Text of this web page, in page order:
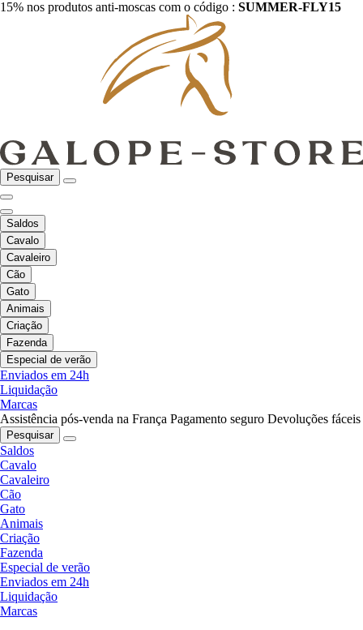
15% nos produtos anti-moscas com o código : SUMMER-FLY15
Pesquisar
Saldos
Cavalo
Cavaleiro
Cão
Gato
Animais
Criação
Fazenda
Especial de verão
Enviados em 24h
Liquidação
Marcas
Assistência pós-venda na França Pagamento seguro Devoluções fáceis
Pesquisar
Saldos
Cavalo
Cavaleiro
Cão
Gato
Animais
Criação
Fazenda
Especial de verão
Enviados em 24h
Liquidação
Marcas